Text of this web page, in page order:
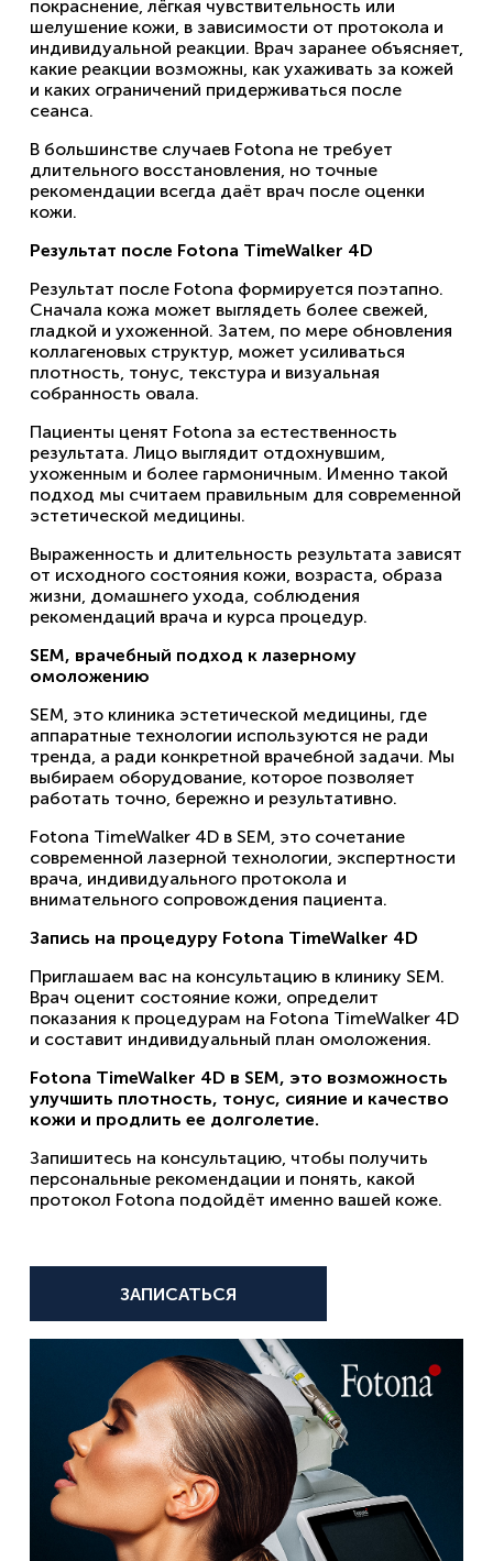
покраснение, лёгкая чувствительность или
шелушение кожи, в зависимости от протокола и
индивидуальной реакции. Врач заранее объясняет,
какие реакции возможны, как ухаживать за кожей
и каких ограничений придерживаться после
сеанса.
В большинстве случаев Fotona не требует
длительного восстановления, но точные
рекомендации всегда даёт врач после оценки
кожи.
Результат после Fotona TimeWalker 4D
Результат после Fotona формируется поэтапно.
Сначала кожа может выглядеть более свежей,
гладкой и ухоженной. Затем, по мере обновления
коллагеновых структур, может усиливаться
плотность, тонус, текстура и визуальная
собранность овала.
Пациенты ценят Fotona за естественность
результата. Лицо выглядит отдохнувшим,
ухоженным и более гармоничным. Именно такой
подход мы считаем правильным для современной
эстетической медицины.
Выраженность и длительность результата зависят
от исходного состояния кожи, возраста, образа
жизни, домашнего ухода, соблюдения
рекомендаций врача и курса процедур.
SEM, врачебный подход к лазерному
омоложению
SEM, это клиника эстетической медицины, где
аппаратные технологии используются не ради
тренда, а ради конкретной врачебной задачи. Мы
выбираем оборудование, которое позволяет
работать точно, бережно и результативно.
Fotona TimeWalker 4D в SEM, это сочетание
современной лазерной технологии, экспертности
врача, индивидуального протокола и
внимательного сопровождения пациента.
Запись на процедуру Fotona TimeWalker 4D
Приглашаем вас на консультацию в клинику SEM.
Врач оценит состояние кожи, определит
показания к процедурам на Fotona TimeWalker 4D
и составит индивидуальный план омоложения.
Fotona TimeWalker 4D в SEM, это возможность
улучшить плотность, тонус, сияние и качество
кожи и продлить ее долголетие.
Запишитесь на консультацию, чтобы получить
персональные рекомендации и понять, какой
протокол Fotona подойдёт именно вашей коже.
ЗАПИСАТЬСЯ